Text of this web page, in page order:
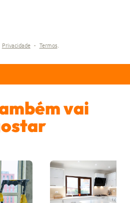
Privacidade - Termos.
vai